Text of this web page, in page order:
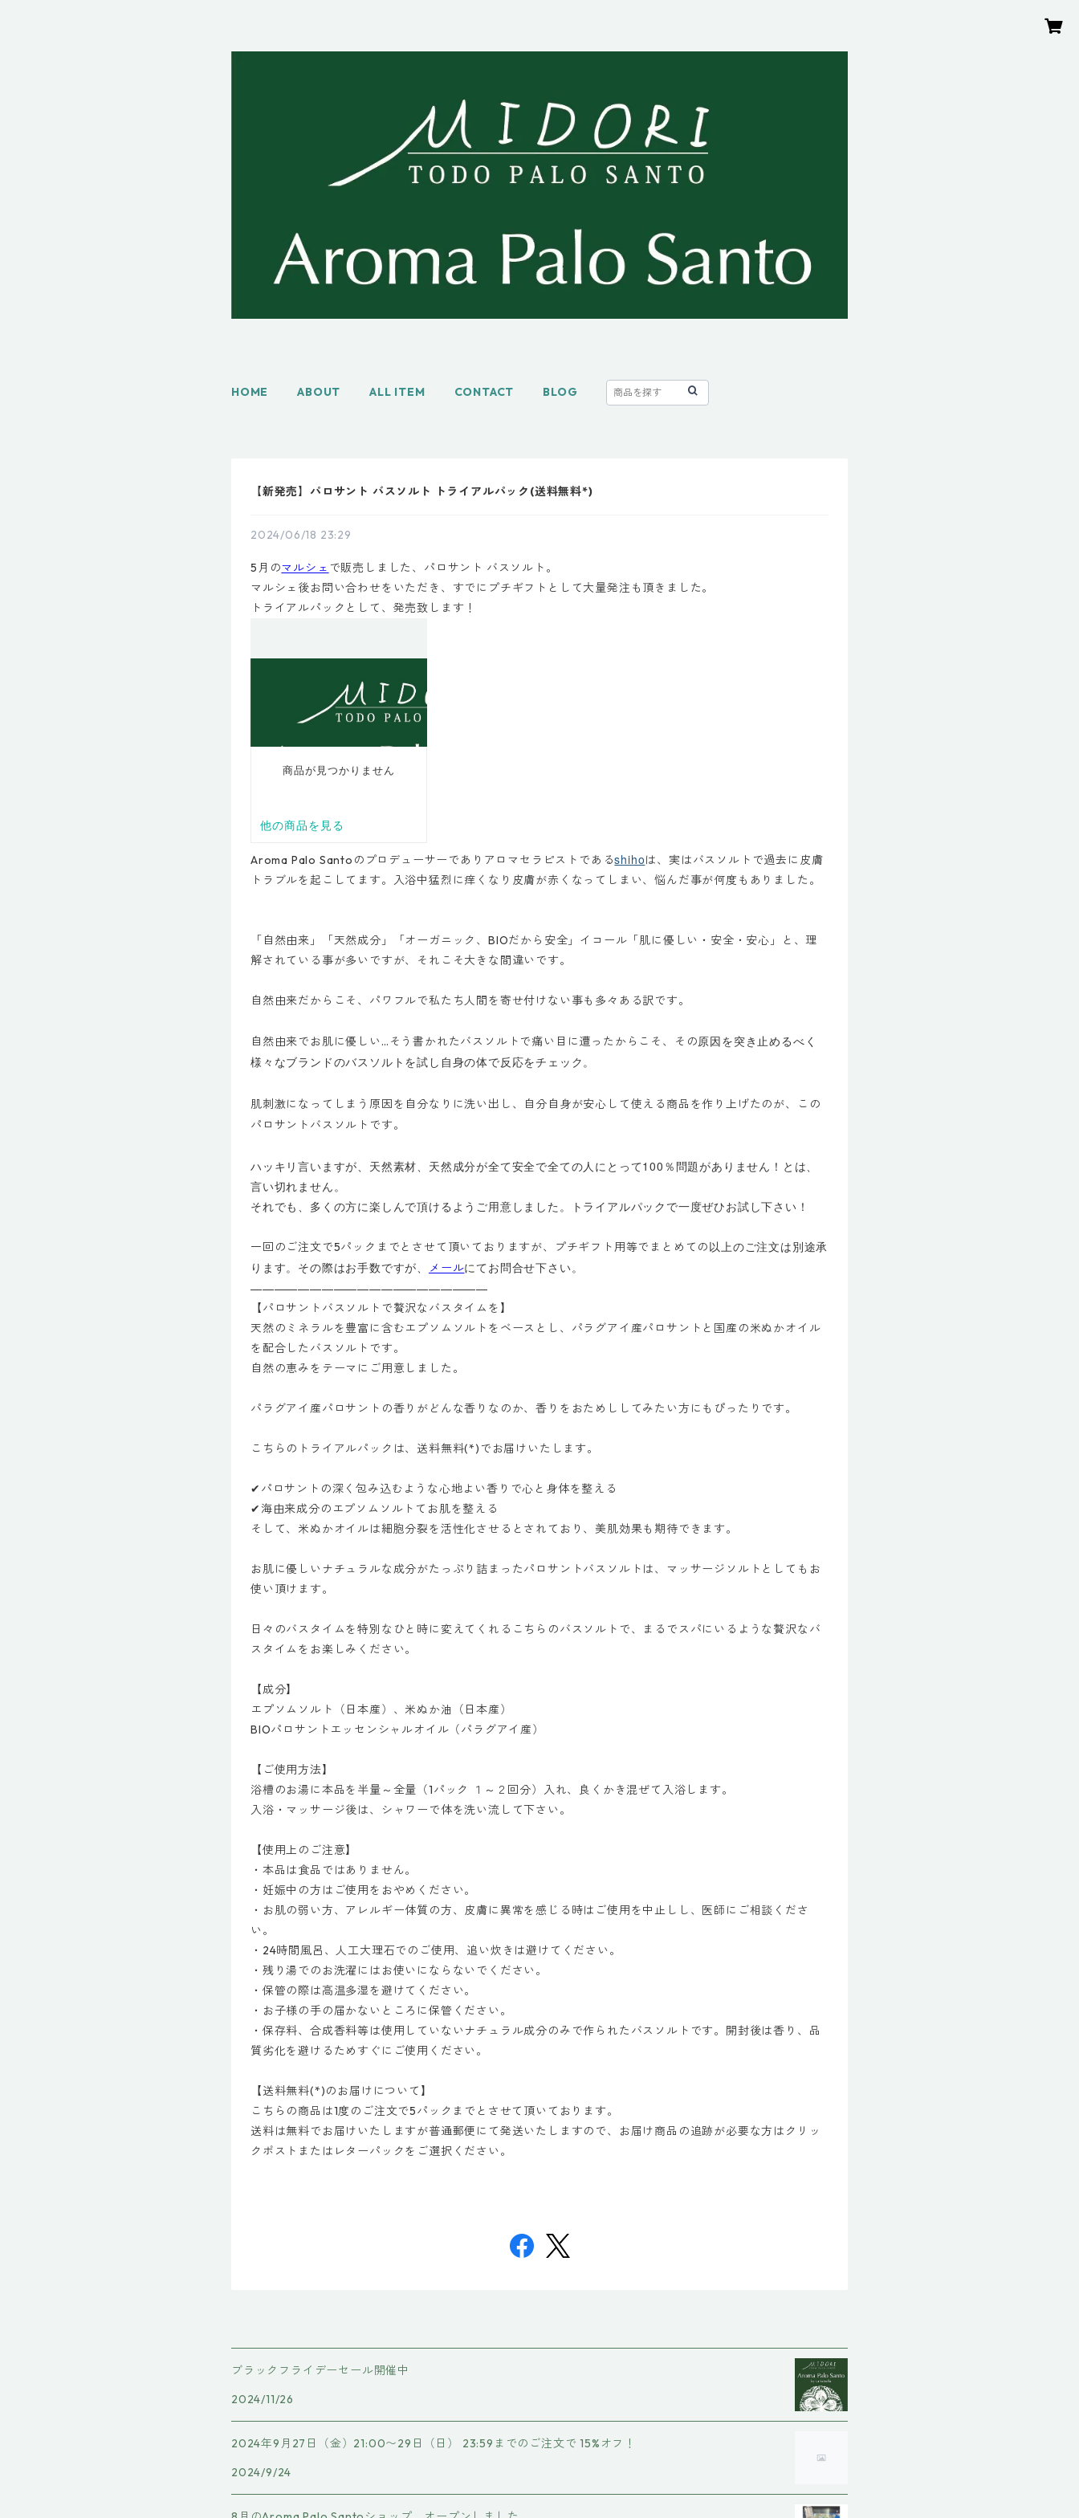
HOME ABOUT ALL ITEM CONTACT BLOG
【新発売】パロサント バスソルト トライアルパック(送料無料*)
2024/06/18 23:29
5月のマルシェ で販売しました、パロサント バスソルト。
マルシェ後お問い合わせをいただき、すでにプチギフトとして大量発注も頂きました。
トライアルパックとして、発売致します！
Aroma Palo Santoのプロデューサーでありアロマセラピストであるshihoは、 実はバスソルトで過去に皮膚
トラブルを起こしてます。入浴中猛烈に痒くなり皮膚が赤くなってしまい、悩んだ事が何度もありました。
「自然由来」「天然成分」「オーガニック、BIOだから安全」イコール「肌に優しい・安全・安心」と、理
解されている事が多いですが、それこそ大きな間違いです。
自然由来だからこそ、パワフルで私たち人間を寄せ付けない事も多々ある訳です。
自然由来でお肌に優しい…そう書かれたバスソルトで痛い目に遭ったからこそ、その原因を突き止めるべく
様々なブランドのバスソルトを試し自身の体で反応をチェック。
肌刺激になってしまう原因を自分なりに洗い出し、自分自身が安心して使える商品を作り上げたのが、この
パロサントバスソルトです。
ハッキリ言いますが、天然素材、天然成分が全て安全で全ての人にとって100％問題がありません！とは、
言い切れません。
それでも、多くの方に楽しんで頂けるようご用意しました。トライアルパックで一度ぜひお試し下さい！
一回のご注文で5パックまでとさせて頂いておりますが、プチギフト用等でまとめての以上のご注文は別途承
ります。その際はお手数ですが、
メールにてお問合せ下さい。
————————————————————
【パロサントバスソルトで贅沢なバスタイムを】
天然のミネラルを豊富に含むエプソムソルトをベースとし、パラグアイ産パロサントと国産の米ぬかオイル
を配合したバスソルトです。
自然の恵みをテーマにご用意しました。
パラグアイ産パロサントの香りがどんな香りなのか、香りをおためししてみたい方にもぴったりです。
こちらのトライアルパックは、送料無料(*)でお届けいたします。
✔︎パロサントの深く包み込むような心地よい香りで心と身体を整える
✔︎海由来成分のエプソムソルトてお肌を整える
そして、米ぬかオイルは細胞分裂を活性化させるとされており、美肌効果も期待できます。
お肌に優しいナチュラルな成分がたっぷり詰まったパロサントバスソルトは、マッサージソルトとしてもお
使い頂けます。
日々のバスタイムを特別なひと時に変えてくれるこちらのバスソルトで、まるでスパにいるような贅沢なバ
スタイムをお楽しみください。
【成分】
エプソムソルト（日本産）、米ぬか油（日本産）
BIOパロサントエッセンシャルオイル（パラグアイ産）
【ご使用方法】
浴槽のお湯に本品を半量～全量（1パック １～２回分）入れ、良くかき混ぜて入浴します。
入浴・マッサージ後は、シャワーで体を洗い流して下さい。
【使用上のご注意】
・本品は食品ではありません。
・妊娠中の方はご使用をおやめください。
・お肌の弱い方、アレルギー体質の方、皮膚に異常を感じる時はご使用を中止しし、医師にご相談くださ
い。
・24時間風呂、人工大理石でのご使用、追い炊きは避けてください。
・残り湯でのお洗濯にはお使いにならないでください。
・保管の際は高温多湿を避けてください。
・お子様の手の届かないところに保管ください。
・保存料、合成香料等は使用していないナチュラル成分のみで作られたバスソルトです。開封後は香り、品
質劣化を避けるためすぐにご使用ください。
【送料無料(*)のお届けについて】
こちらの商品は1度のご注文で5パックまでとさせて頂いております。
送料は無料でお届けいたしますが普通郵便にて発送いたしますので、お届け商品の追跡が必要な方はクリッ
クポストまたはレターパックをご選択ください。
ブラックフライデーセール開催中
2024/11/26
2024年9月27日（金）21:00〜29日（日） 23:59までのご注文で 15%オフ！
2024/9/24